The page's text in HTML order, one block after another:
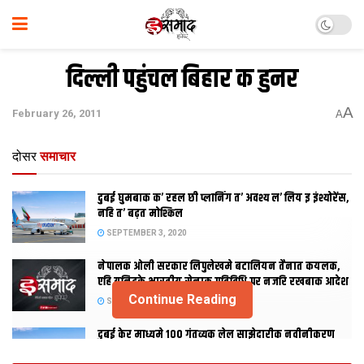
दिल्ली पहुंचल बिहार क हुनर
February 26, 2011 AA
दोसर समाचार
दुबई घुमबाक क’ रहल छी प्लानिंग त’ अवश्य ल’ लिय इ इंश्योरेंस,
नहि त’ बढ़त मोश्किल
SEPTEMBER 3, 2020
नेपालक ओली सरकार लिपुलेखमे बटालियन तैनात कयलक,
एहि यूनिटके भारतीय सेनाक गतिविधि पर नजरि रखबाक आदेश
SEPTEMBER 2, 2020
दुबई केर माध्यमे 100 गंतव्यक लेल साझेदारीक नवीनीकरण
Continue Reading